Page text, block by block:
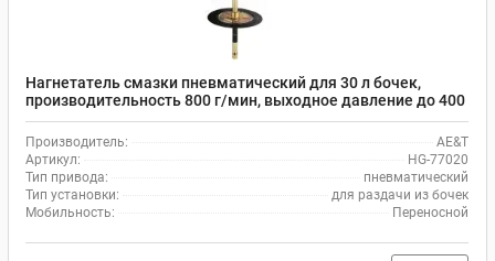
Нагнетатель смазки пневматический для 30 л бочек,
производительность 800 г/мин, выходное давление до 400
бар AE&T HG-77020
Производитель:
AE&T
Артикул:
HG-77020
Тип привода:
пневматический
Тип установки:
для раздачи из бочек
Мобильность:
Переносной